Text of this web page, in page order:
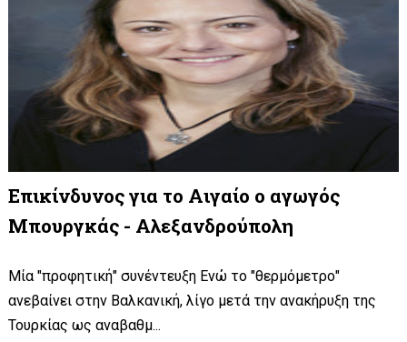
Επικίνδυνος για το Αιγαίο ο αγωγός
Μπουργκάς - Αλεξανδρούπολη
Μία "προφητική" συνέντευξη Ενώ το "θερμόμετρο"
ανεβαίνει στην Βαλκανική, λίγο μετά την ανακήρυξη της
Τουρκίας ως αναβαθμ...